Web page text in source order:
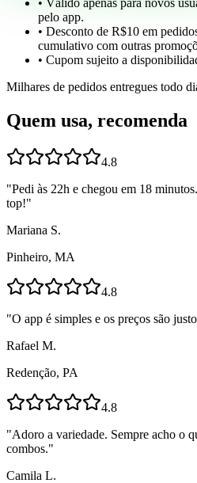
pelo app.
• Desconto de R$10 em
cumulativo com outras
• Cupom sujeito a
Milhares de pedidos entregues todo
Quem usa, recomenda
4.8
"Pedi às 22h e chegou em 18
top!"
Mariana S.
Pinheiro, MA
4.8
"O app é simples e os preços são
Rafael M.
Redenção, PA
4.8
"Adoro a variedade. Sempre acho o
combos."
Camila L.